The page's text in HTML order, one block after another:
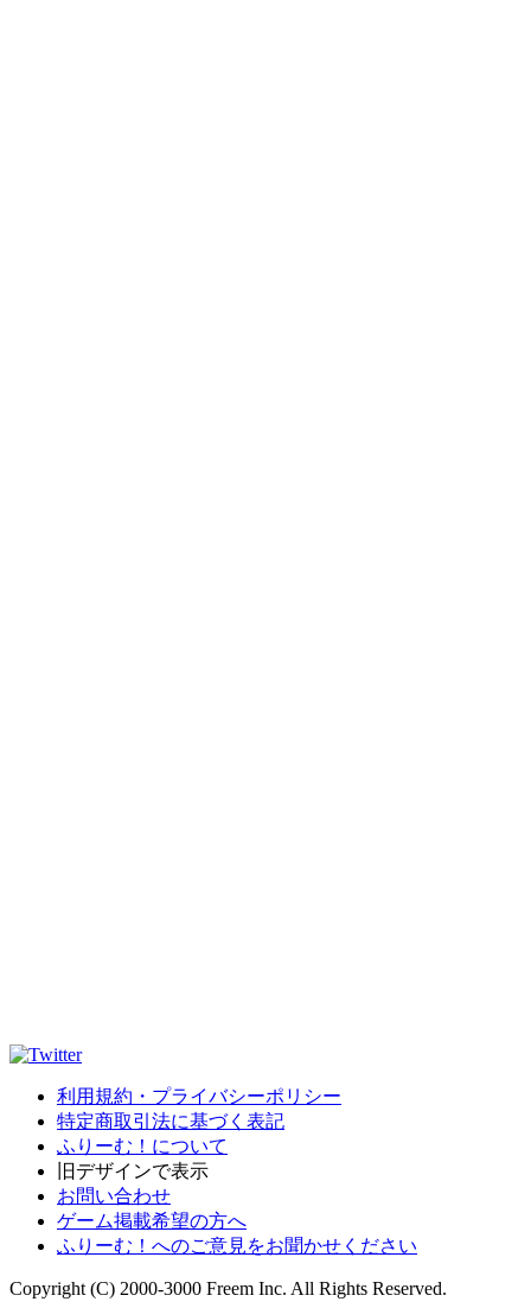
利用規約・プライバシーポリシー
特定商取引法に基づく表記
ふりーむ！について
旧デザインで表示
お問い合わせ
ゲーム掲載希望の方へ
ふりーむ！へのご意見をお聞かせください
Copyright (C) 2000-3000 Freem Inc. All Rights Reserved.